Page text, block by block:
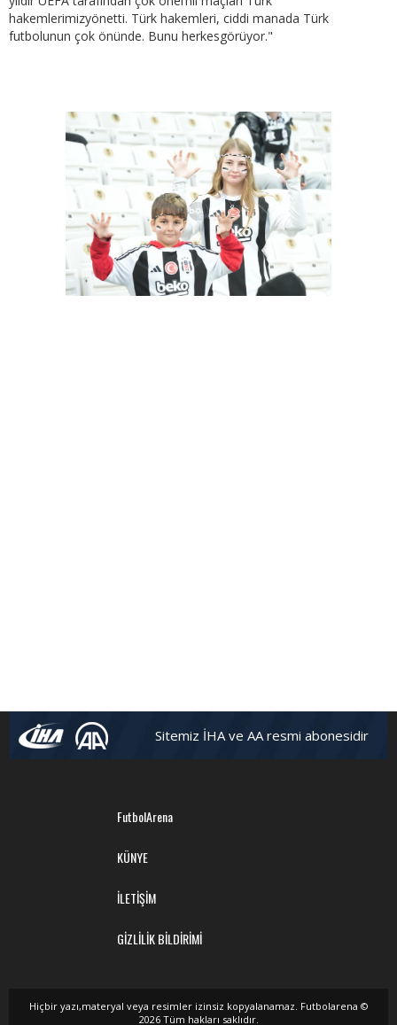
hakemlerimizyönetti. Türk hakemleri, ciddi manada Türk
futbolunun çok önünde. Bunu herkesgörüyor."
Sitemiz İHA ve AA resmi abonesidir
FutbolArena
KÜNYE
İLETİŞİM
GİZLİLİK BİLDİRİMİ
Hiçbir yazı,materyal veya resimler izinsiz kopyalanamaz. Futbolarena ©
2026 Tüm hakları saklıdır.